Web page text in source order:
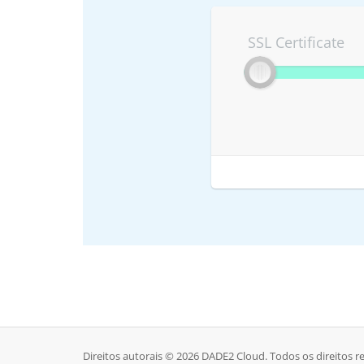
SSL Certificate
Direitos autorais © 2026 DADE2 Cloud. Todos os direitos